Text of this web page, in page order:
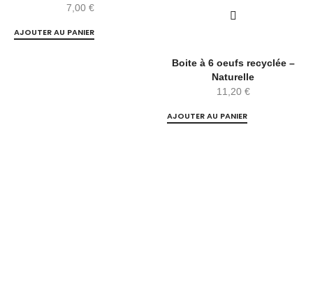
7,00 €
AJOUTER AU PANIER
Boite à 6 oeufs recyclée –
Naturelle
11,20 €
AJOUTER AU PANIER